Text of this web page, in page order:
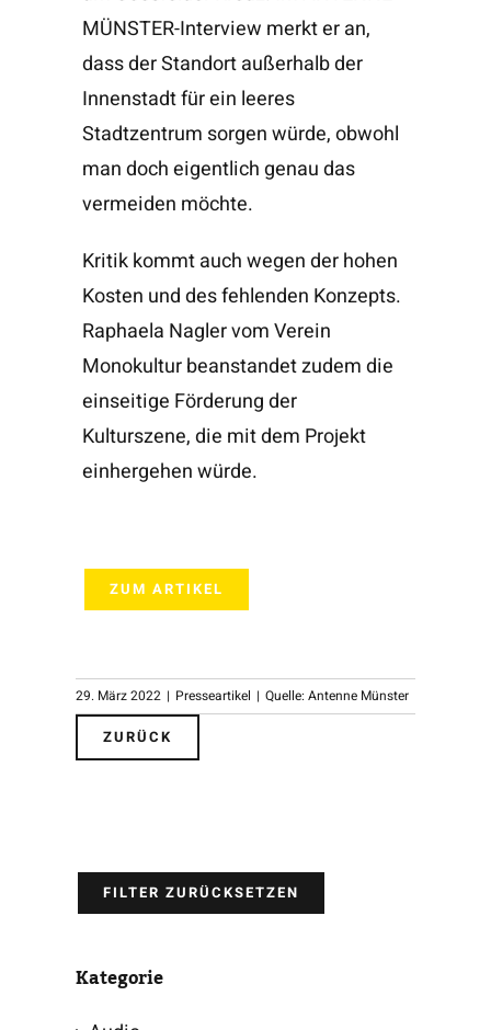
MÜNSTER-Interview merkt er an,
dass der Standort außerhalb der
Innenstadt für ein leeres
Stadtzentrum sorgen würde, obwohl
man doch eigentlich genau das
vermeiden möchte.
Kritik kommt auch wegen der hohen
Kosten und des fehlenden Konzepts.
Raphaela Nagler vom Verein
Monokultur beanstandet zudem die
einseitige Förderung der
Kulturszene, die mit dem Projekt
einhergehen würde.
ZUM ARTIKEL
29. März 2022 | Presseartikel | Quelle: Antenne Münster
ZURÜCK
FILTER ZURÜCKSETZEN
Kategorie